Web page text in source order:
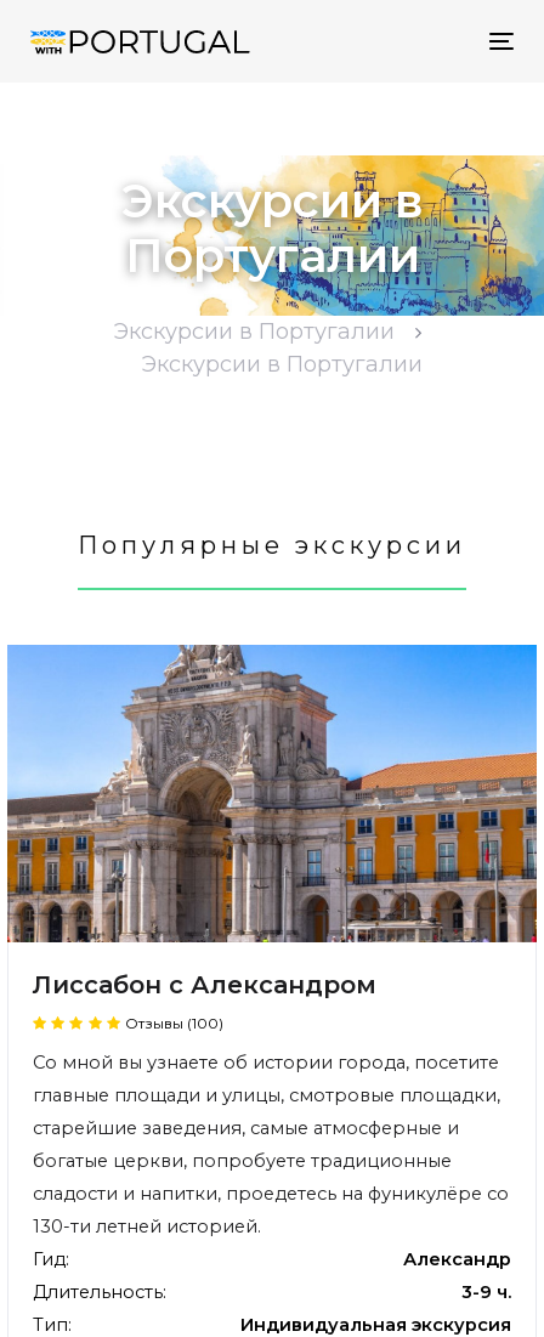
Экскурсии в
Португалии
Экскурсии в Португалии
Экскурсии в Португалии
Популярные экскурсии
Лиссабон с Александром
Отзывы (100)
Со мной вы узнаете об истории города, посетите
главные площади и улицы, смотровые площадки,
старейшие заведения, самые атмосферные и
богатые церкви, попробуете традиционные
сладости и напитки, проедетесь на фуникулёре со
130-ти летней историей.
Гид:
Александр
Длительность:
3-9 ч.
Тип:
Индивидуальная экскурсия